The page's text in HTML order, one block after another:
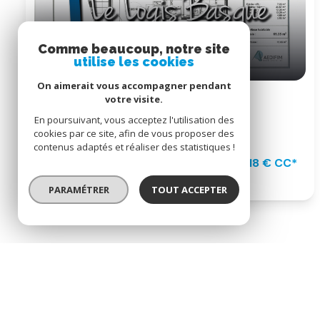
Appartement 3 pièce(s)
2 chambre(s)
69.35 m²
Anglet (64600)
1 218 € CC*
Comme beaucoup, notre site
utilise les cookies
On aimerait vous accompagner pendant
votre visite.
En poursuivant, vous acceptez l'utilisation des
cookies par ce site, afin de vous proposer des
contenus adaptés et réaliser des statistiques !
PARAMÉTRER TOUT ACCEPTER